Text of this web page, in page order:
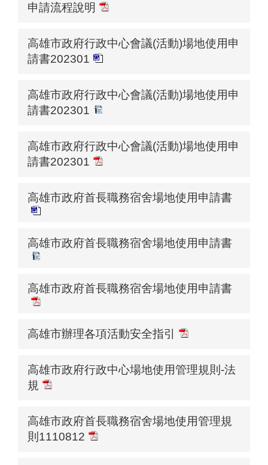
申請流程說明
高雄市政府行政中心會議(活動)場地使用申
請書202301
高雄市政府行政中心會議(活動)場地使用申
請書202301
高雄市政府行政中心會議(活動)場地使用申
請書202301
高雄市政府首長職務宿舍場地使用申請書
高雄市政府首長職務宿舍場地使用申請書
高雄市政府首長職務宿舍場地使用申請書
高雄市辦理各項活動安全指引
高雄市政府行政中心場地使用管理規則-法
規
高雄市政府首長職務宿舍場地使用管理規
則1110812